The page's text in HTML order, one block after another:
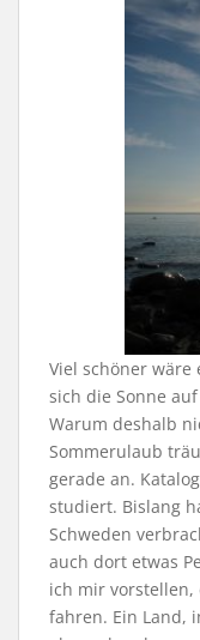
Viel schöner wäre
sich die Sonne
Warum deshalb
Sommerulaub
gerade an.
studiert. Bislang
Schweden
auch dort etwas
ich mir vorstellen,
fahren. Ein Land,